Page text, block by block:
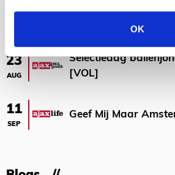
OK
23
AUG
Selectiedag
[VOL]
11
SEP
Geef Mij Maar